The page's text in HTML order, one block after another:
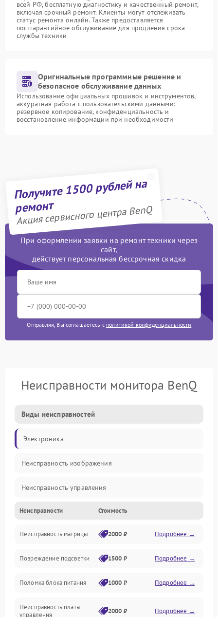
всей РФ, бесплатную диагностику и качественный ремонт,
включая срочный ремонт. Клиенты могут отслеживать
статус ремонта онлайн. Также предоставляется
постгарантийное обслуживание для продления срока
службы техники
Оригинальные программные решение и
безопасное обслуживание данных
Использование официальных прошивок и инструментов,
аккуратная работа с пользовательскими данными:
резервное копирование, конфиденциальность и
восстановление информации при необходимости
Получите 1500 рублей на
ремонт
Акция сервисного центра BenQ
При оформлении заявки на ремонт техники через
сайт,
действует персональная бессрочная скидка
Отправляя, Вы соглашаетесь с политикой конфиденциальности
Неисправности монитора BenQ
Виды неисправностей
Электроника
Неисправность изображения
Неисправность управления
Неисправность интерфейсов
Прочие неисправности
Неисправность звука
Механические повреждения
Неисправности Стоимость
Неисправность матрицы 2000 ₽ Подробнее →
Повреждение подсветки 1500 ₽ Подробнее →
Поломка блока питания 1000 ₽ Подробнее →
Неисправность платы
управления
2000 ₽ Подробнее →